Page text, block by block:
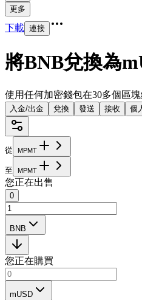
更多
下載 連接
將BNB兌換為
使用任何加密錢包在30多個區
入金/出金 兌換 發送 接收 個
從 MPMT
至 MPMT
您正在出售
0
BNB
您正在購買
mUSD